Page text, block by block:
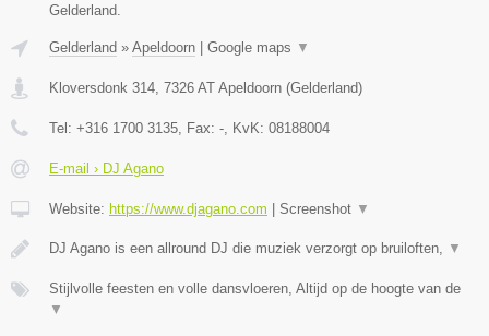
Gelderland.
Gelderland » Apeldoorn | Google maps ▼
Kloversdonk 314 7326 AT Apeldoorn (Gelderland)
Tel: +316 1700 3135 , Fax: - , KvK: 08188004
E-mail › DJ Agano
Website: https://www.djagano.com | Screenshot ▼
DJ Agano is een allround DJ die muziek verzorgt op bruiloften, ▼
Stijlvolle feesten en volle dansvloeren, Altijd op de hoogte van de
▼